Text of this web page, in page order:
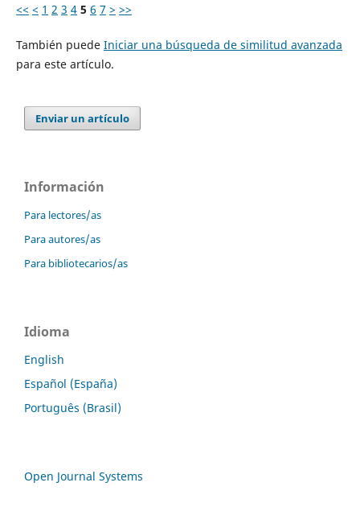
<< < 1 2 3 4 5 6 7 > >>
También puede Iniciar una búsqueda de similitud avanzada
para este artículo.
Enviar un artículo
Información
Para lectores/as
Para autores/as
Para bibliotecarios/as
Idioma
English
Español (España)
Português (Brasil)
Open Journal Systems